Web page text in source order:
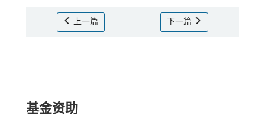
上一篇 下一篇
基金资助